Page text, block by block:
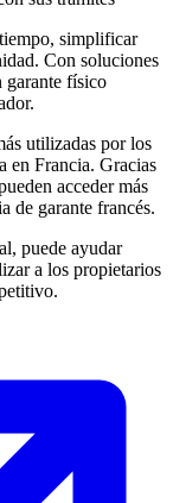
simplificar
Con soluciones
garante físico
utilizadas por los
en Francia. Gracias
acceder más
de garante francés.
puede ayudar
a los propietarios